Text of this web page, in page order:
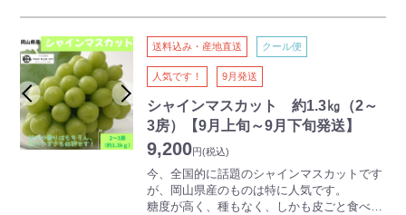
味が広がります。
送料込み・産地直送 クール便
人気です！ 9月発送
シャインマスカット 約1.3㎏（2～
3房）【9月上旬～9月下旬発送】
9,200円(税込)
今、全国的に話題のシャインマスカットです
が、岡山県産のものは特に人気です。
糖度が高く、種もなく、しかも皮ごと食べら